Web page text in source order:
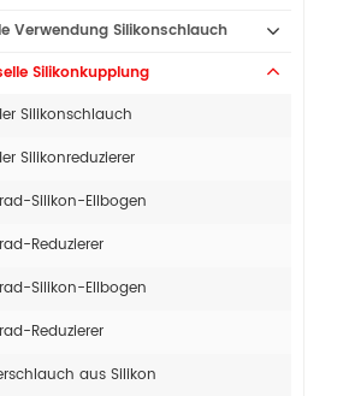
Verwendung Silikonschlauch
Silikonkupplung
Silikonschlauch
Silikonreduzierer
Silikon-Ellbogen
Reduzierer
Silikon-Ellbogen
Reduzierer
aus Silikon